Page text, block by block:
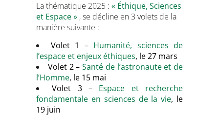
La thématique 2025 : « Éthique, Sciences
et Espace » , se décline en 3 volets de la
manière suivante :
Volet 1 – Humanité, sciences de
l’espace et enjeux éthiques, le 27 mars
Volet 2 – Santé de l’astronaute et de
l’Homme, le 15 mai
Volet 3 – Espace et recherche
fondamentale en sciences de la vie, le
19 juin